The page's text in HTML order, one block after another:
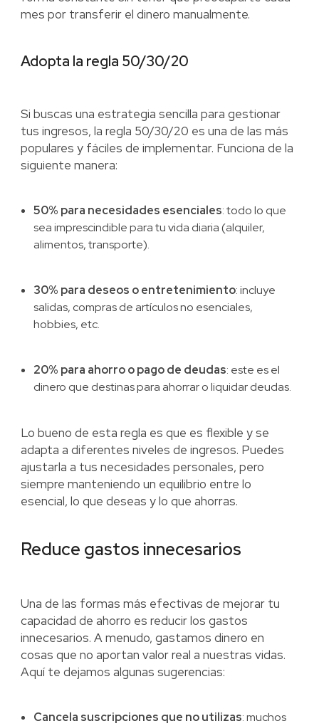
mes por transferir el dinero manualmente.
Adopta la regla 50/30/20
Si buscas una estrategia sencilla para gestionar
tus ingresos, la regla 50/30/20 es una de las más
populares y fáciles de implementar. Funciona de la
siguiente manera:
50% para necesidades esenciales: todo lo que
sea imprescindible para tu vida diaria (alquiler,
alimentos, transporte).
30% para deseos o entretenimiento: incluye
salidas, compras de artículos no esenciales,
hobbies, etc.
20% para ahorro o pago de deudas: este es el
dinero que destinas para ahorrar o liquidar deudas.
Lo bueno de esta regla es que es flexible y se
adapta a diferentes niveles de ingresos. Puedes
ajustarla a tus necesidades personales, pero
siempre manteniendo un equilibrio entre lo
esencial, lo que deseas y lo que ahorras.
Reduce gastos innecesarios
Una de las formas más efectivas de mejorar tu
capacidad de ahorro es reducir los gastos
innecesarios. A menudo, gastamos dinero en
cosas que no aportan valor real a nuestras vidas.
Aquí te dejamos algunas sugerencias:
Cancela suscripciones que no utilizas: muchos